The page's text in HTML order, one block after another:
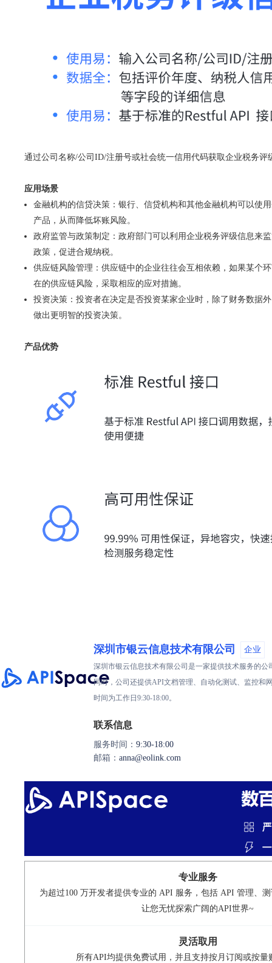
通过公司名称/公司ID/注册号或社会统一信用代码获取企业税务
应用场景
金融机构的信贷决策：银行、信贷机构和其他金融机构可以使
产品，从而降低坏账风险。
政府监管与政策制定：政府部门可以利用企业税务评级信息来
政策，促进合规纳税。
供应链风险管理：供应链中的企业往往会互相依赖，如果某个
在的供应链风险，采取相应的应对措施。
投资决策：投资者在决定是否投资某家企业时，除了财务数据
做出更明智的投资决策。
产品优势
深圳市银云信息技术有限公司 企业
深圳市银云信息技术有限公司是一家提供技术服务的
同时，公司还提供API文档管理、自动化测试、监控和
时间为工作日9:30-18:00。
联系信息
服务时间：9:30-18:00
邮箱：anna@eolink.com
专业服务
为超过100 万开发者提供专业的 API 服务，包括 API 管理、
让您无忧探索广阔的API世界~
灵活取用
所有API均提供免费试用，并且支持按月订阅或按量